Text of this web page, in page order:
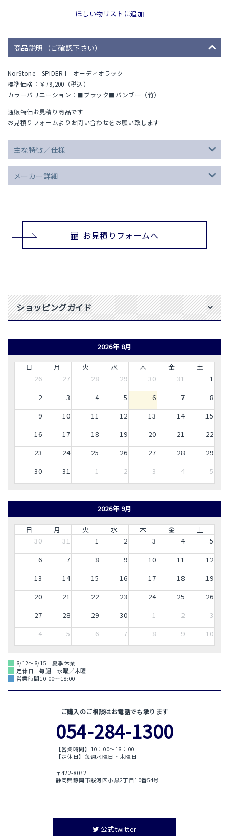
ほしい物リストに追加
商品説明（ご確認下さい）
NorStone SPIDER I オーディオラック
標準価格：￥79,200（税込）
カラーバリエーション：■ブラック■バンブー（竹）
通販特価お見積り商品です
お見積りフォームよりお問い合わせをお願い致します
主な特徴／仕様
メーカー詳細
お見積りフォームへ
ショッピングガイド
2026年 8月
日 月 火 水 木 金
土
26
27 28 29 30 31
1
2
3 4 5 6 7
8
9
10 11 12 13 14
15
16
17 18 19 20 21
22
23
24 25 26 27 28
29
30
31 1 2 3 4 5
2026年 9月
日 月 火 水 木 金
土
30
31 1 2 3 4
5
6
7 8 9 10 11
12
13
14 15 16 17 18
19
20
21 22 23 24 25
26
27
28 29 30 1 2
3
4
5 6 7 8 9 10
8/12～8/15 夏季休業
定休日 毎週 水曜／木曜
営業時間10:00～18:00
ご購入のご相談はお電話でも承ります
054-284-1300
【営業時間】10：00〜18：00
【定休日】毎週水曜日・木曜日
〒422-8072
静岡県静岡市駿河区小黒2丁目10番54号
公式twitter